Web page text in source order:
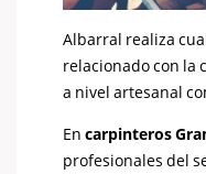
Albarral realiza
relacionado con la
a nivel artesanal
Encarpinteros
profesionales del